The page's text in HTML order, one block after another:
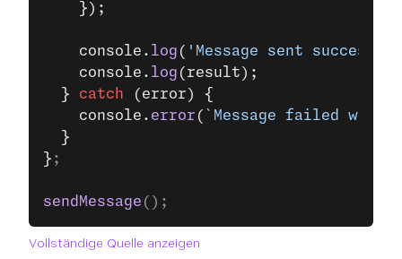
    });
    console.
log ( 'Message sent
    console.
log (result);
  }
catch (error) {
    console.
error ( `Message failed with
  }
} ;
sendMessage ();
Vollständige Quelle anzeigen